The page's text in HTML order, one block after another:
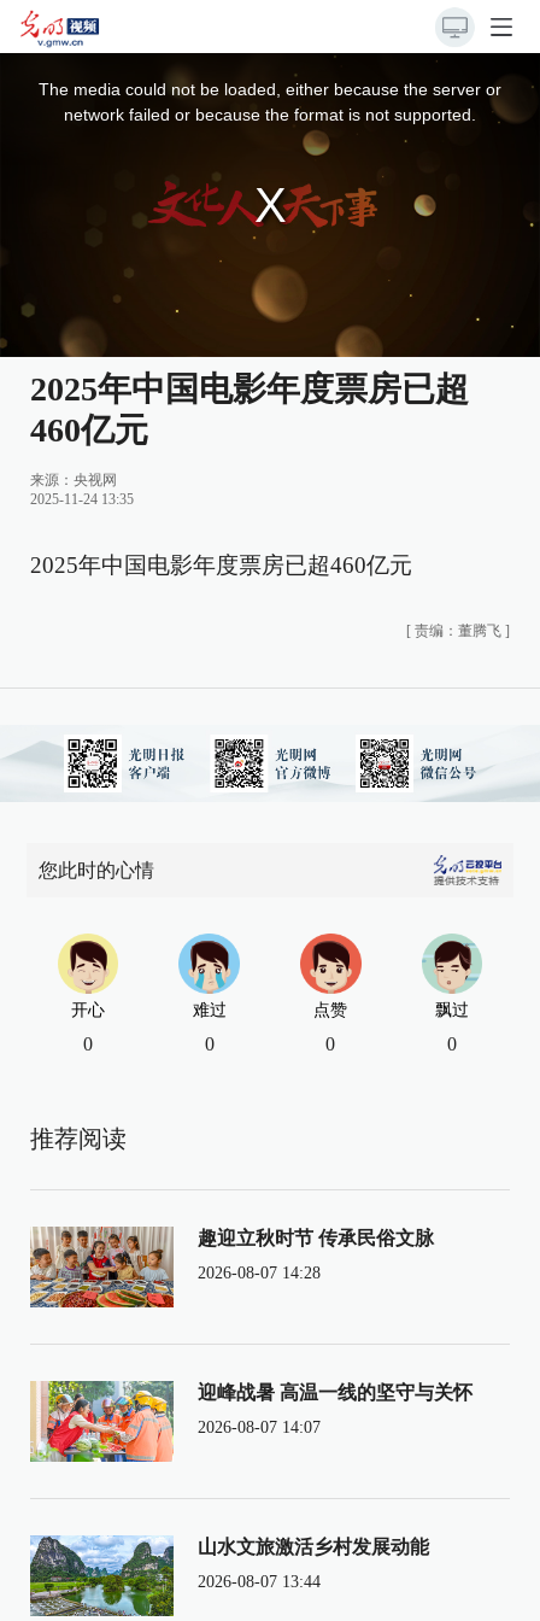
The media could not be loaded, either because the server or
network failed or because the format is not supported.
2025年中国电影年度票房已超
460亿元
来源： 央视网
2025-11-24 13:35
2025年中国电影年度票房已超460亿元
[ 责编：董腾飞 ]
您此时的心情
开心
0
难过
0
点赞
0
飘过
0
推荐阅读
趣迎立秋时节 传承民俗文脉
2026-08-07 14:28
迎峰战暑 高温一线的坚守与关怀
2026-08-07 14:07
山水文旅激活乡村发展动能
2026-08-07 13:44